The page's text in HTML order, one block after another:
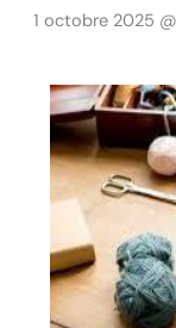
1 octobre 2025